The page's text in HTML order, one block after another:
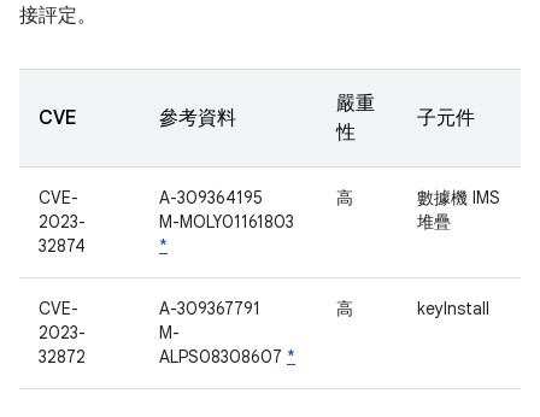
接評定。
CVE 參考資料
嚴重
性
子元件
CVE-
2023-
32874
A-309364195
M-MOLY01161803
*
高
數據機 IMS
堆疊
CVE-
2023-
32872
A-309367791
M-
ALPS08308607 *
高 keyInstall